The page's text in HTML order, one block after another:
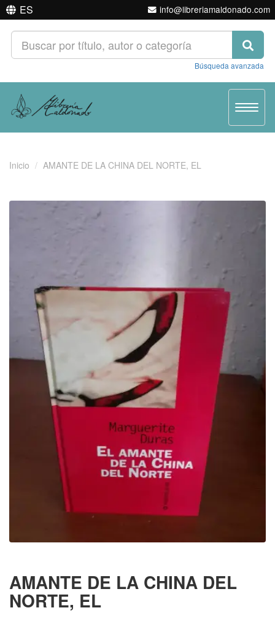
ES info@libreriamaldonado.com
Búsqueda avanzada
Inicio
AMANTE DE LA CHINA DEL NORTE, EL
AMANTE DE LA CHINA DEL
NORTE, EL